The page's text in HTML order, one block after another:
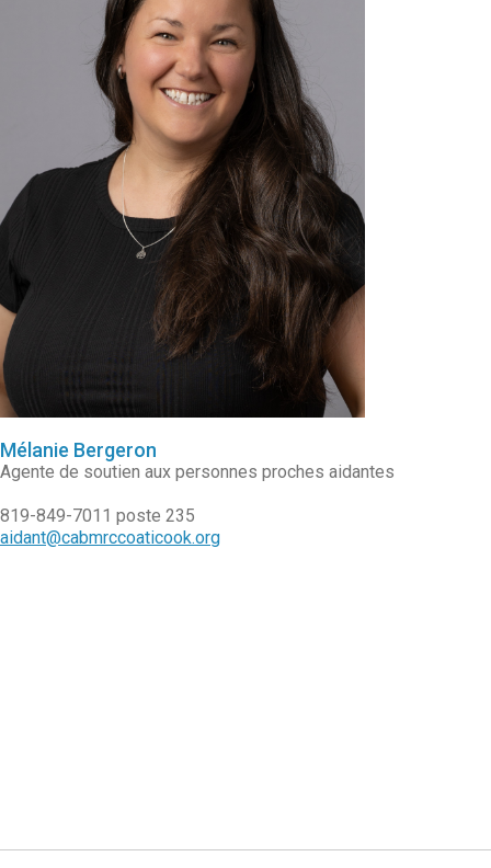
Mélanie Bergeron
Agente de soutien aux personnes proches aidantes
819-849-7011 poste 235
aidant@cabmrccoaticook.org